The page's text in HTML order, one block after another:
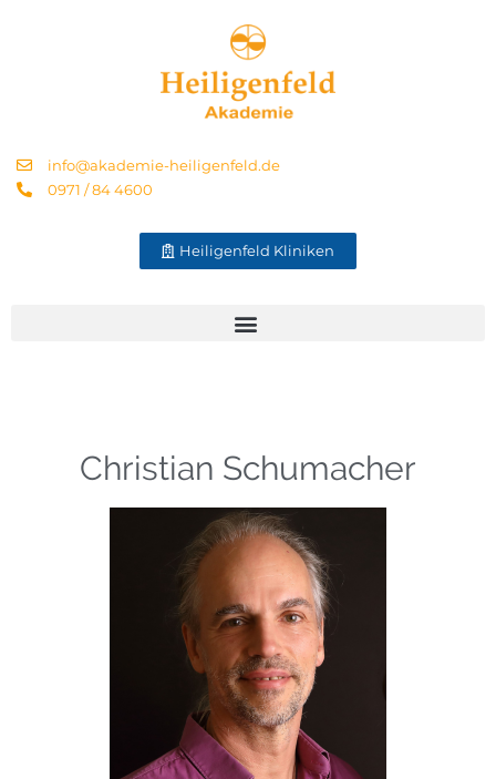
info@akademie-heiligenfeld.de
0971 / 84 4600
Heiligenfeld Kliniken
Christian Schumacher